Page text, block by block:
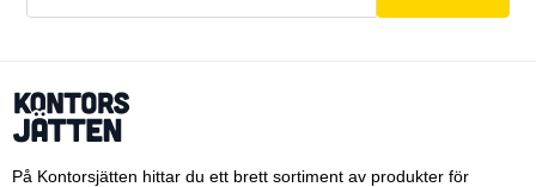
På Kontorsjätten hittar du ett brett sortiment av produkter för